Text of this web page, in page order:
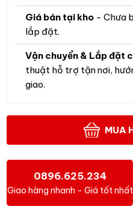
Giá bán tại kho - Chưa
lắp đặt.
Vận chuyển & Lắp đặt
thuật hỗ trợ tận nơi,
giao.
MUA
0896.625.234
Giao hàng nhanh - Giá tốt nhất